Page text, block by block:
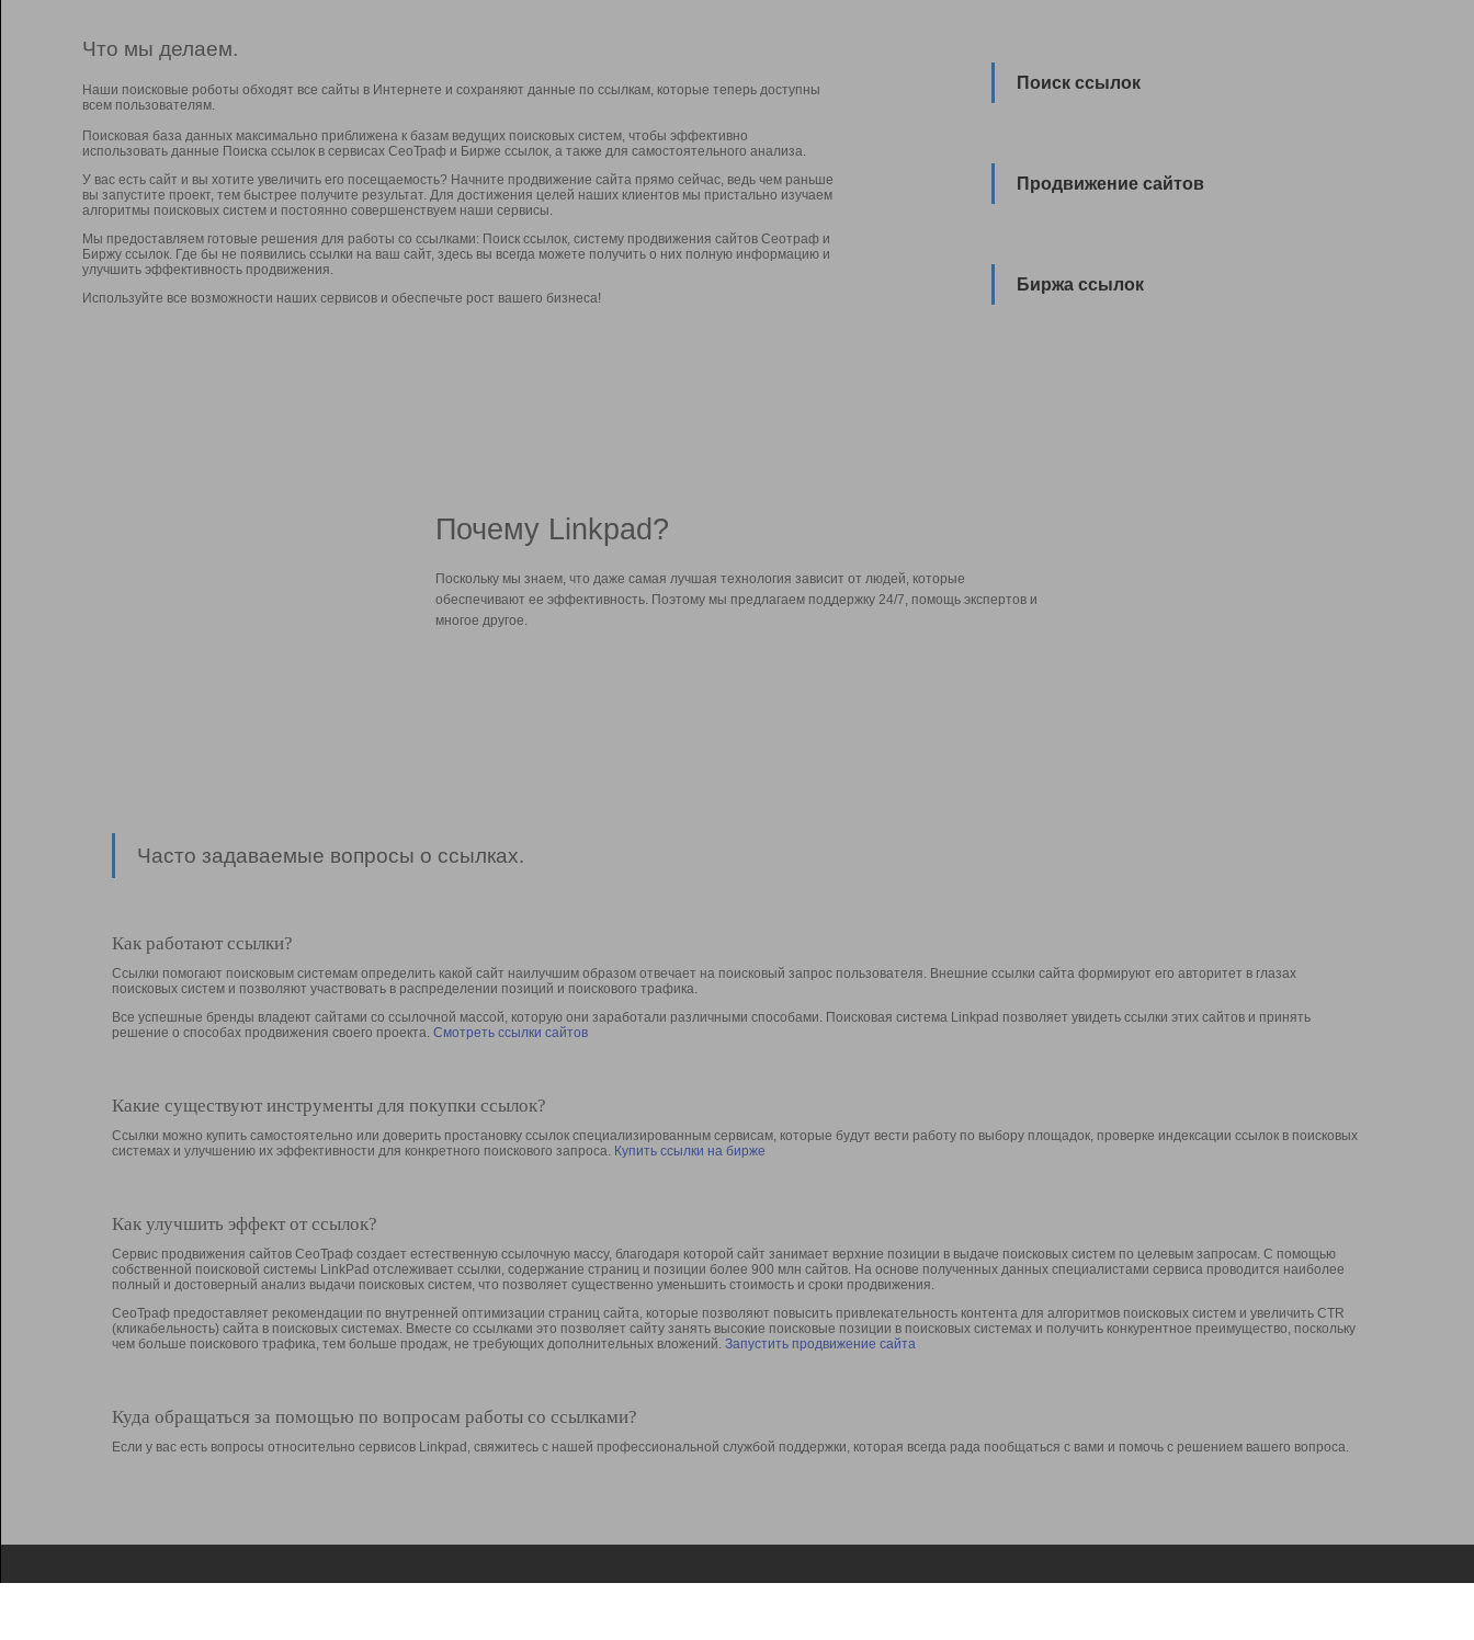
Что мы делаем.
Наши поисковые роботы обходят все сайты в Интернете и сохраняют данные по ссылкам, которые теперь доступны
всем пользователям.
Поисковая база данных максимально приближена к базам ведущих поисковых систем, чтобы эффективно
использовать данные Поиска ссылок в сервисах СеоТраф и Бирже ссылок, а также для самостоятельного анализа.
У вас есть сайт и вы хотите увеличить его посещаемость? Начните продвижение сайта прямо сейчас, ведь чем раньше
вы запустите проект, тем быстрее получите результат. Для достижения целей наших клиентов мы пристально изучаем
алгоритмы поисковых систем и постоянно совершенствуем наши сервисы.
Мы предоставляем готовые решения для работы со ссылками: Поиск ссылок, систему продвижения сайтов Сеотраф и
Биржу ссылок. Где бы не появились ссылки на ваш сайт, здесь вы всегда можете получить о них полную информацию и
улучшить эффективность продвижения.
Используйте все возможности наших сервисов и обеспечьте рост вашего бизнеса!
Поиск ссылок
Продвижение сайтов
Биржа ссылок
Почему Linkpad?
Поскольку мы знаем, что даже самая лучшая технология зависит от людей, которые
обеспечивают ее эффективность. Поэтому мы предлагаем поддержку 24/7, помощь экспертов и
многое другое.
Часто задаваемые вопросы о ссылках.
Как работают ссылки?
Ссылки помогают поисковым системам определить какой сайт наилучшим образом отвечает на поисковый запрос пользователя. Внешние ссылки сайта формируют его авторитет в глазах
поисковых систем и позволяют участвовать в раcпределении позиций и поискового трафика.
Все успешные бренды владеют сайтами со ссылочной массой, которую они заработали различными способами. Поисковая система Linkpad позволяет увидеть ссылки этих сайтов и принять
решение о способах продвижения своего проекта. Смотреть ссылки сайтов
Какие существуют инструменты для покупки ссылок?
Ссылки можно купить самостоятельно или доверить простановку ссылок специализированным сервисам, которые будут вести работу по выбору площадок, проверке индексации ссылок в поисковых
системах и улучшению их эффективности для конкретного поискового запроса. Купить ссылки на бирже
Как улучшить эффект от ссылок?
Сервис продвижения сайтов СеоТраф создает естественную ссылочную массу, благодаря которой сайт занимает верхние позиции в выдаче поисковых систем по целевым запросам. С помощью
собственной поисковой системы LinkPad отслеживает ссылки, содержание страниц и позиции более 900 млн сайтов. На основе полученных данных специалистами сервиса проводится наиболее
полный и достоверный анализ выдачи поисковых систем, что позволяет существенно уменьшить стоимость и сроки продвижения.
СеоТраф предоставляет рекомендации по внутренней оптимизации страниц сайта, которые позволяют повысить привлекательность контента для алгоритмов поисковых систем и увеличить CTR
(кликабельность) сайта в поисковых системах. Вместе со ссылками это позволяет сайту занять высокие поисковые позиции в поисковых системах и получить конкурентное преимущество, поскольку
чем больше поискового трафика, тем больше продаж, не требующих дополнительных вложений. Запустить продвижение сайта
Куда обращаться за помощью по вопросам работы со ссылками?
Если у вас есть вопросы относительно сервисов Linkpad, свяжитесь с нашей профессиональной службой поддержки, которая всегда рада пообщаться с вами и помочь с решением вашего вопроса.